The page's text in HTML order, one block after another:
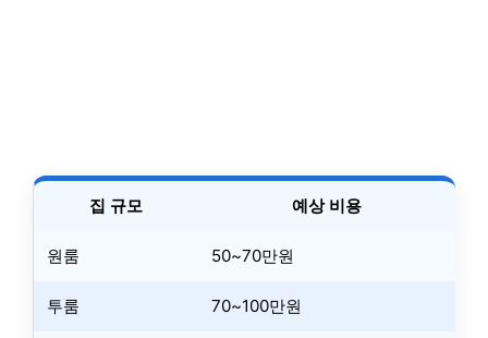
집 규모 예상 비용
원룸 50~70만원
투룸 70~100만원